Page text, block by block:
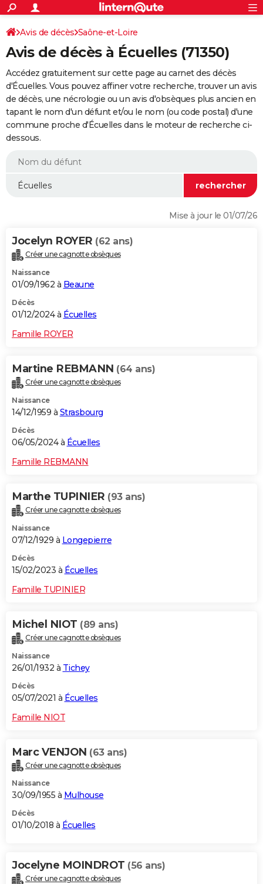
ACTUALITÉS
Politique
Société
Faits Divers
Education
Monde
Villes
+
SPORT
Coupe du monde 2026
Football
Tennis
Cyclisme
Rugby
Forum
Programme TV
TNT
Streaming
Cinéma
Sorties cinéma
Musique
+
FINANCE
Retraite
Epargne
Immobilier
Risques naturels par ville
Assurance
AUTO
Essais
Réserver un essai
Citadines
Berlines
SUV
Forum auto
+
HIGH-TECH
BRICOLAGE
Forum
Aménagement intérieur
Extérieur
Cuisine
Salle de bains
Jardinage
Rangement
WEEK-END
Alimentation
Guide de la santé
Maladies
Médicaments
Sommeil
VOYAGE
Destinations
City break
Voyage nature
Voyage de noces
Forum
Climat
+PHOTO
GUIDES D'ACHAT
Carte de Noël
Carte Bonne année
Carte Saint-Valentin
Carte Pâques
Carte d'anniversaire
DICTIONNAIRE
Dictionnaire
Biographies
Citations
Expressions
Proverbes
PROGRAMME TV
S'inscrire
Se connecter
Lycées
Collèges
Primaires
Universités
Entreprises
Service militaire
Avis de recherche
AVIS DE DÉCÈS
FORUM
Bricolage
Television
S'inscrire
Connexion
Avis de décès Saône-et-Loire
Avis de décès à Écuelles (71350)
Accédez gratuitement sur cette page au carnet des décès
d'Écuelles. Vous pouvez affiner votre recherche, trouver un avis
de décès, une nécrologie ou un avis d'obsèques plus ancien en
tapant le nom d'un défunt et/ou le nom (ou code postal) d'une
commune proche d'Écuelles dans le moteur de recherche ci-
dessous.
Mise à jour le 01/07/26
Jocelyn ROYER (62 ans)
Créer une cagnotte obsèques
Naissance
01/09/1962 à Beaune
Décès
01/12/2024 à Écuelles
Famille ROYER
Martine REBMANN (64 ans)
Créer une cagnotte obsèques
Naissance
14/12/1959 à Strasbourg
Décès
06/05/2024 à Écuelles
Famille REBMANN
Marthe TUPINIER (93 ans)
Créer une cagnotte obsèques
Naissance
07/12/1929 à Longepierre
Décès
15/02/2023 à Écuelles
Famille TUPINIER
Michel NIOT (89 ans)
Créer une cagnotte obsèques
Naissance
26/01/1932 à Tichey
Décès
05/07/2021 à Écuelles
Famille NIOT
Marc VENJON (63 ans)
Créer une cagnotte obsèques
Naissance
30/09/1955 à Mulhouse
Décès
01/10/2018 à Écuelles
Jocelyne MOINDROT (56 ans)
Créer une cagnotte obsèques